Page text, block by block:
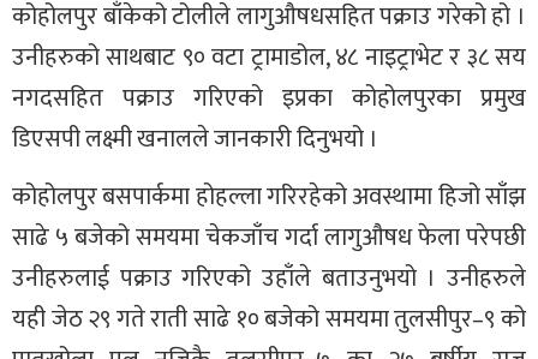
कोहोलपुर बाँकेको टोलीले लागुऔषधसहित पक्राउ गरेको हो ।
उनीहरुको साथबाट ९० वटा ट्रामाडोल, ४८ नाइट्राभेट र ३८ सय
नगदसहित पक्राउ गरिएको इप्रका कोहोलपुरका प्रमुख
डिएसपी लक्ष्मी खनालले जानकारी दिनुभयो ।
कोहोलपुर बसपार्कमा होहल्ला गरिरहेको अवस्थामा हिजो साँझ
साढे ५ बजेको समयमा चेकजाँच गर्दा लागुऔषध फेला परेपछी
उनीहरुलाई पक्राउ गरिएको उहाँले बताउनुभयो । उनीहरुले
यही जेठ २९ गते राती साढे १० बजेको समयमा तुलसीपुर–९ को